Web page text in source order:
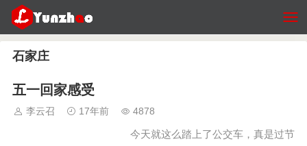
石家庄
五一回家感受
李云召 17年前 4878
今天就这么踏上了公交车，真是过节